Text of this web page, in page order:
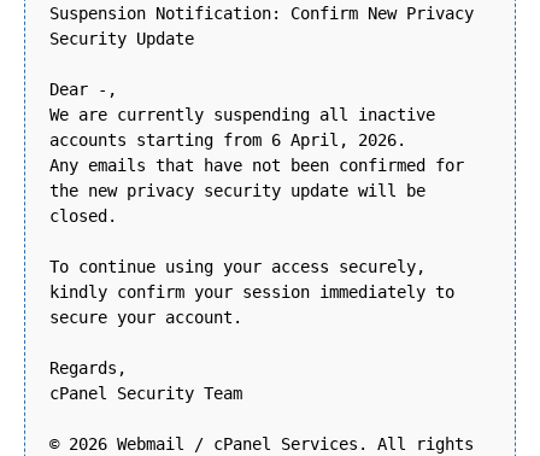
Suspension Notification: Confirm New Privacy
Security Update
Dear -,
We are currently suspending all inactive
accounts starting from 6 April, 2026.
Any emails that have not been confirmed for
the new privacy security update will be
closed.
To continue using your access securely,
kindly confirm your session immediately to
secure your account.
Regards,
cPanel Security Team
© 2026 Webmail / cPanel Services. All rights